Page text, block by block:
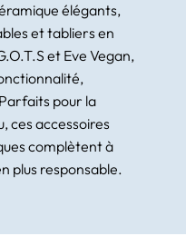
élégants,
et tabliers en
et Eve Vegan,
pour la
ces accessoires
complètent à
plus responsable.